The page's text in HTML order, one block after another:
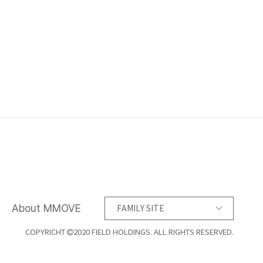
About MMOVE FAMILY SITE
COPYRICHT 2020 FIELD HOLDINGS. ALL RIGHTS RESERVED.